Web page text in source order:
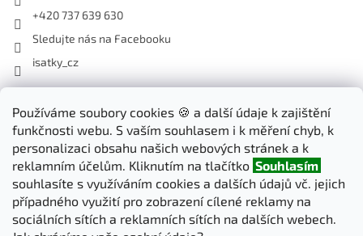
Používáme soubory cookies 🍪 a další údaje k zajištění
funkčnosti webu. S vaším souhlasem i k měření chyb, k
personalizaci obsahu našich webových stránek a k
reklamním účelům. Kliknutím na tlačítko Souhlasím
souhlasíte s využíváním cookies a dalších údajů vč. jejich
případného využití pro zobrazení cílené reklamy na
sociálních sítích a reklamních sítích na dalších webech.
+420 737 639 630
Sledujte nás na Facebooku
isatky_cz
Odebírat newsletter
Vložte svůj e-mail a my vám budeme zasílat informace o nových
produktech na našem e-shopu.
E-mail